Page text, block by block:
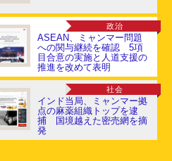
政治
ASEAN、ミャンマー問題
への関与継続を確認 5項
目合意の実施と人道支援の
推進を改めて表明
社会
インド当局、ミャンマー拠
点の麻薬組織トップを逮
捕 国境越えた密売網を摘
発